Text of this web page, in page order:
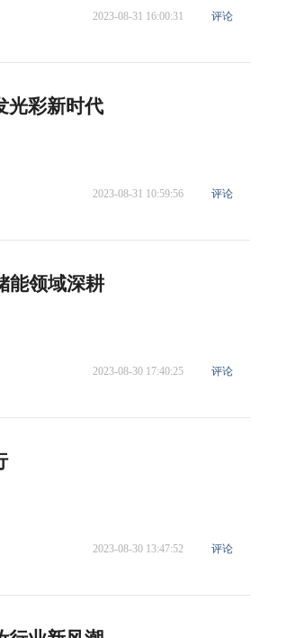
2023-08-31 16:00:31 评论
彩新时代
2023-08-31 10:59:56 评论
能领域深耕
2023-08-30 17:40:25 评论
2023-08-30 13:47:52 评论